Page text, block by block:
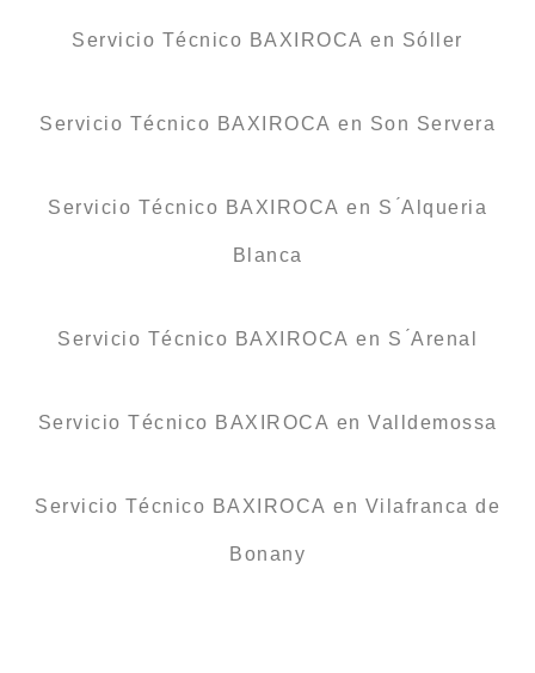
Servicio Técnico BAXIROCA en Sóller
Servicio Técnico BAXIROCA en Son Servera
Servicio Técnico BAXIROCA en S ́Alqueria
Blanca
Servicio Técnico BAXIROCA en S ́Arenal
Servicio Técnico BAXIROCA en Valldemossa
Servicio Técnico BAXIROCA en Vilafranca de
Bonany